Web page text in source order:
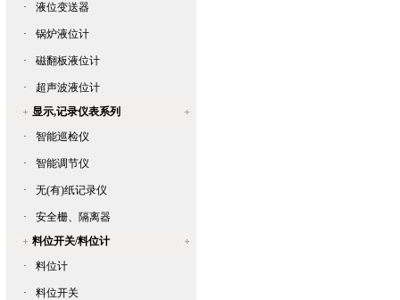
· 液位变送器
· 锅炉液位计
· 磁翻板液位计
·
超声波液位计
显示,记录仪表系列
·
智能巡检仪
· 智能调节仪
· 无(有)纸记录仪
·
安全栅、隔离器
料位开关/料位计
·
料位计
· 料位开关